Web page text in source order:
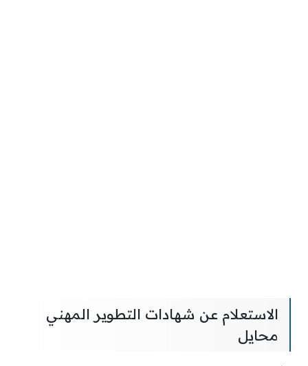
الاستعلام عن شهادات التطوير المهني
محايل